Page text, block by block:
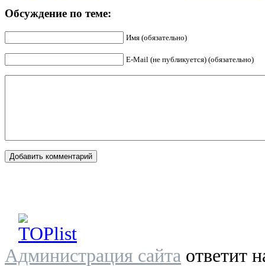
Обсуждение по теме:
Имя (обязательно)
E-Mail (не публикуется) (обязательно)
Администрация сайта ответит